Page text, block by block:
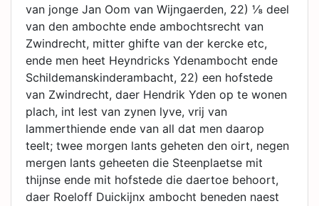
van jonge Jan Oom van Wijngaerden, 22) ⅛ deel
van den ambochte ende ambochtsrecht van
Zwindrecht, mitter ghifte van der kercke etc,
ende men heet Heyndricks Ydenambocht ende
Schildemanskinderambacht, 22) een hofstede
van Zwindrecht, daer Hendrik Yden op te wonen
plach, int lest van zynen lyve, vrij van
lammerthiende ende van all dat men daarop
teelt; twee morgen lants geheten den oirt, negen
mergen lants geheeten die Steenplaetse mit
thijnse ende mit hofstede die daertoe behoort,
daer Roeloff Duickijnx ambocht beneden naest